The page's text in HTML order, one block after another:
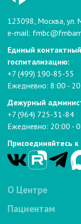
123098, Москва, ул.
e-mail:
Единый
госпитализацию:
+7 (499) 190-85-55
Ежедневно: 8:00 -
Дежурный
+7 (964) 725-31-84
Ежедневно: 20:00 -
Присоединяйтесь
О Центре
Пациентам